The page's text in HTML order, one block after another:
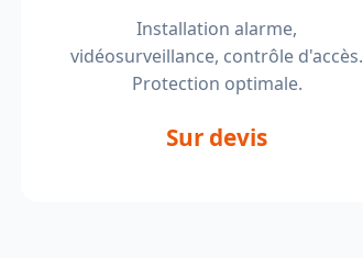
Installation alarme,
vidéosurveillance, contrôle d'accès.
Protection optimale.
Sur devis